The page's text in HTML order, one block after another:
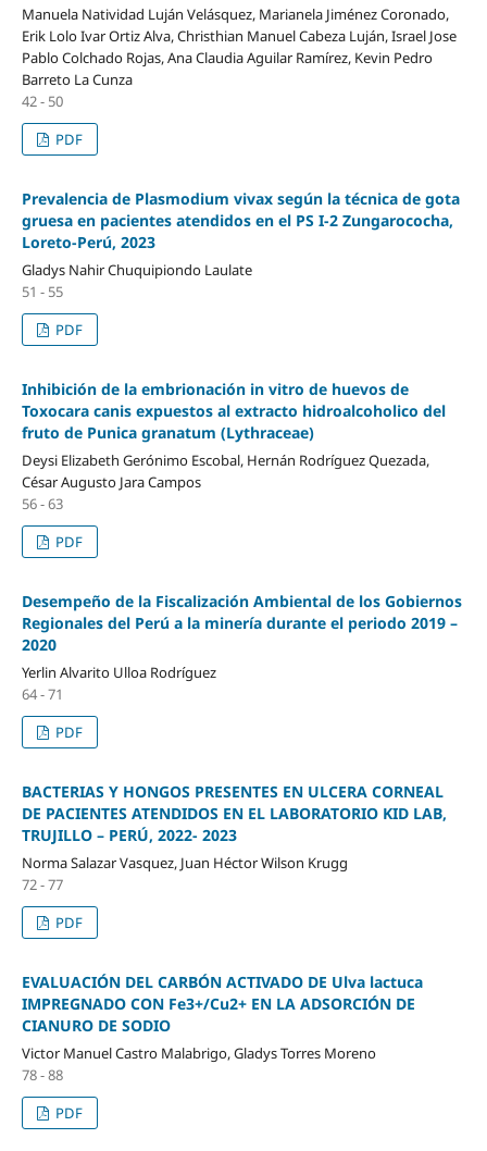
Manuela Natividad Luján Velásquez, Marianela Jiménez Coronado,
Erik Lolo Ivar Ortiz Alva, Christhian Manuel Cabeza Luján, Israel Jose
Pablo Colchado Rojas, Ana Claudia Aguilar Ramírez, Kevin Pedro
Barreto La Cunza
42 - 50
PDF
Prevalencia de Plasmodium vivax según la técnica de gota
gruesa en pacientes atendidos en el PS I-2 Zungarococha,
Loreto-Perú, 2023
Gladys Nahir Chuquipiondo Laulate
51 - 55
PDF
Inhibición de la embrionación in vitro de huevos de
Toxocara canis expuestos al extracto hidroalcoholico del
fruto de Punica granatum (Lythraceae)
Deysi Elizabeth Gerónimo Escobal, Hernán Rodríguez Quezada,
César Augusto Jara Campos
56 - 63
PDF
Desempeño de la Fiscalización Ambiental de los Gobiernos
Regionales del Perú a la minería durante el periodo 2019 –
2020
Yerlin Alvarito Ulloa Rodríguez
64 - 71
PDF
BACTERIAS Y HONGOS PRESENTES EN ULCERA CORNEAL
DE PACIENTES ATENDIDOS EN EL LABORATORIO KID LAB,
TRUJILLO – PERÚ, 2022- 2023
Norma Salazar Vasquez, Juan Héctor Wilson Krugg
72 - 77
PDF
EVALUACIÓN DEL CARBÓN ACTIVADO DE Ulva lactuca
IMPREGNADO CON Fe3+/Cu2+ EN LA ADSORCIÓN DE
CIANURO DE SODIO
Victor Manuel Castro Malabrigo, Gladys Torres Moreno
78 - 88
PDF